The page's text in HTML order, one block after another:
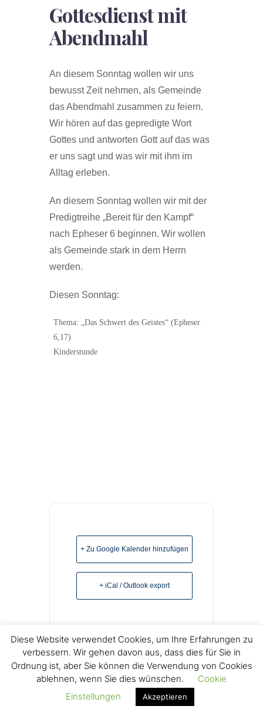
Gottesdienst mit
Abendmahl
An diesem Sonntag wollen wir uns
bewusst Zeit nehmen, als Gemeinde
das Abendmahl zusammen zu feiern.
Wir hören auf das gepredigte Wort
Gottes und antworten Gott auf das was
er uns sagt und was wir mit ihm im
Alltag erleben.
An diesem Sonntag wollen wir mit der
Predigtreihe „Bereit für den Kampf“
nach Epheser 6 beginnen. Wir wollen
als Gemeinde stark in dem Herrn
werden.
Diesen Sonntag:
Thema: „Das Schwert des Geistes“ (Epheser
6,17)
Kinderstunde
+ Zu Google Kalender hinzufügen
+ iCal / Outlook export
© Copyright 2022 Freikirchliche Baptisten e.V. Lage -
Impressum
Datenschutz
Kontakt Gemeindeleitung
Diese Website verwendet Cookies, um Ihre Erfahrungen zu
verbessern. Wir gehen davon aus, dass dies für Sie in
Ordnung ist, aber Sie können die Verwendung von Cookies
ablehnen, wenn Sie dies wünschen.
Cookie
Einstellungen
Akzeptieren